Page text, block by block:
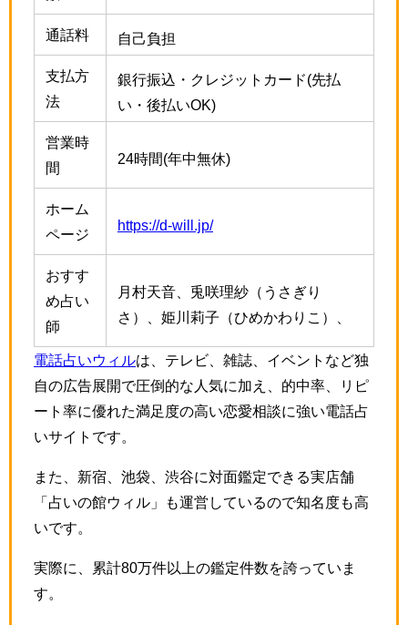
通話料 自己負担
支払方
法
銀行振込・クレジットカード(先払
い・後払いOK)
営業時
間
24時間(年中無休)
ホーム
ページ
https://d-will.jp/
おすす
め占い
師
月村天音、兎咲理紗（うさぎり
さ）、姫川莉子（ひめかわりこ）、
電話占いウィルは、テレビ、雑誌、イベントなど独
自の広告展開で圧倒的な人気に加え、的中率、リピ
ート率に優れた満足度の高い恋愛相談に強い電話占
いサイトです。
また、新宿、池袋、渋谷に対面鑑定できる実店舗
「占いの館ウィル」も運営しているので知名度も高
いです。
実際に、累計80万件以上の鑑定件数を誇っていま
す。